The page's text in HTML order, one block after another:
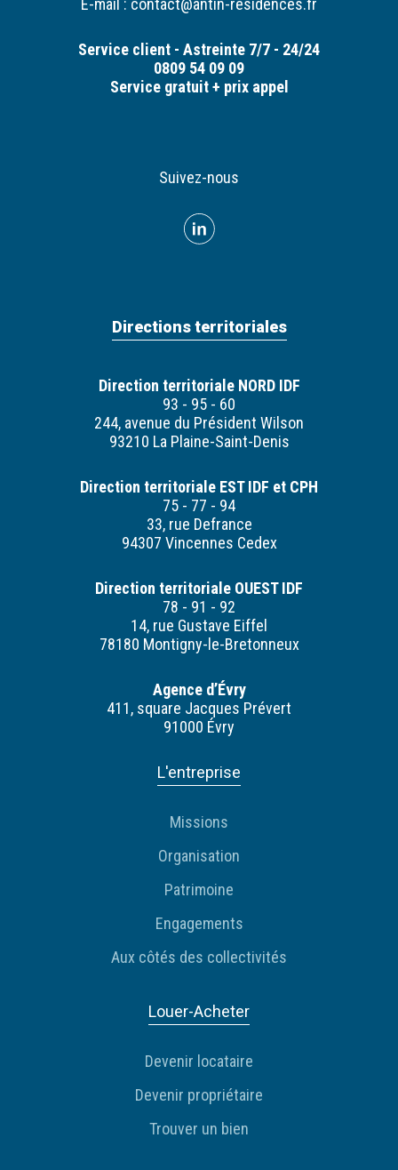
E-mail : contact@antin-residences.fr
Service client - Astreinte 7/7 - 24/24
0809 54 09 09
Service gratuit + prix appel
Suivez-nous
Directions territoriales
Direction territoriale NORD IDF
93 - 95 - 60
244, avenue du Président Wilson
93210 La Plaine-Saint-Denis
Direction territoriale EST IDF et CPH
75 - 77 - 94
33, rue Defrance
94307 Vincennes Cedex
Direction territoriale OUEST IDF
78 - 91 - 92
14, rue Gustave Eiffel
78180 Montigny-le-Bretonneux
Agence d’Évry
411, square Jacques Prévert
91000 Évry
L'entreprise
Missions
Organisation
Patrimoine
Engagements
Aux côtés des collectivités
Louer-Acheter
Devenir locataire
Devenir propriétaire
Trouver un bien